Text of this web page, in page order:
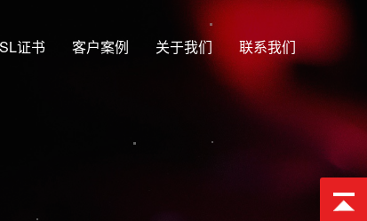
证书 客户案例 关于我们 联系我们